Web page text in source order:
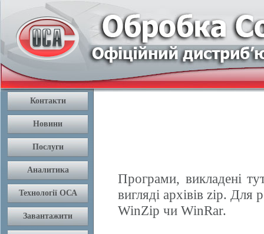
Програми, викладені
вигляді архівів zip. Для
WinZip чи WinRar.